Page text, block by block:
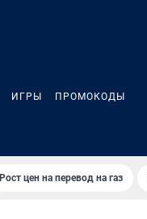
ИГРЫ ПРОМОКОДЫ
Рост цен на перевод на газ